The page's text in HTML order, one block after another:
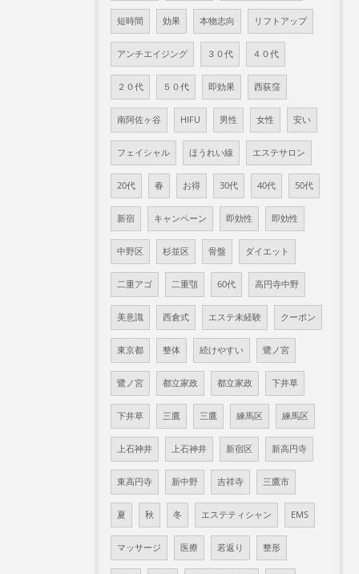
短時間 効果 本物志向 リフトアップ
アンチエイジング ３０代 ４０代
２０代 ５０代 即効果 西荻窪
南阿佐ヶ谷 HIFU 男性 女性 安い
フェイシャル ほうれい線 エステサロン
20代 春 お得 30代 40代 50代
新宿 キャンペーン 即効性 即効性
中野区 杉並区 骨盤 ダイエット
二重アゴ 二重顎 60代 高円寺中野
美意識 西倉式 エステ未経験 クーポン
東京都 整体 続けやすい 鷺ノ宮
鷺ノ宮 都立家政 都立家政 下井草
下井草 三鷹 三鷹 練馬区 練馬区
上石神井 上石神井 新宿区 新高円寺
東高円寺 新中野 吉祥寺 三鷹市
夏 秋 冬 エステティシャン EMS
マッサージ 医療 若返り 整形